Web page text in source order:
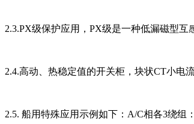
2.3.PX级保护应用，PX级是一种低漏磁型
2.4.高动、热稳定值的开关柜，块状CT小电
2.5. 船用特殊应用示例如下：A/C相各3绕组